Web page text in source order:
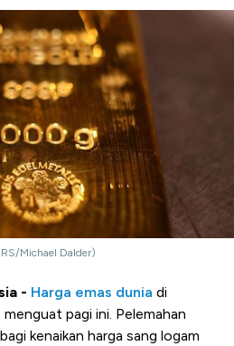
Michael Dalder)
- Harga emas dunia di
pagi ini. Pelemahan
kenaikan harga sang logam